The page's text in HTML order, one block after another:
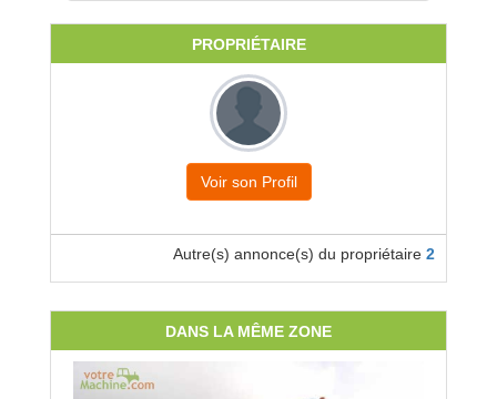
PROPRIÉTAIRE
Voir son Profil
Autre(s) annonce(s) du propriétaire 2
DANS LA MÊME ZONE